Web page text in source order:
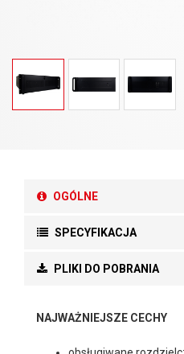
OGÓLNE
SPECYFIKACJA
PLIKI DO POBRANIA
NAJWAŻNIEJSZE CECHY